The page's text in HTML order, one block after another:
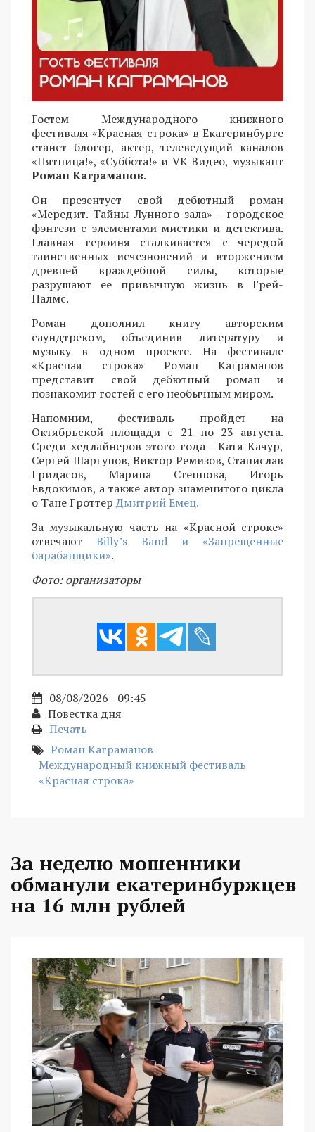
Гостем Международного книжного
фестиваля «Красная строка» в Екатеринбурге
станет блогер, актер, телеведущий каналов
«Пятница!», «Суббота!» и VK Видео, музыкант
Роман Каграманов.
Он презентует свой дебютный роман
«Мередит. Тайны Лунного зала» - городское
фэнтези с элементами мистики и детектива.
Главная героиня сталкивается с чередой
таинственных исчезновений и вторжением
древней враждебной силы, которые
разрушают ее привычную жизнь в Грей-
Палмс.
Роман дополнил книгу авторским
саундтреком, объединив литературу и
музыку в одном проекте. На фестивале
«Красная строка» Роман Каграманов
представит свой дебютный роман и
познакомит гостей с его необычным миром.
Напомним, фестиваль пройдет на
Октябрьской площади с 21 по 23 августа.
Среди хедлайнеров этого года - Катя Качур,
Сергей Шаргунов, Виктор Ремизов, Станислав
Гридасов, Марина Степнова, Игорь
Евдокимов, а также автор знаменитого цикла
о Тане ГроттерДмитрий Емец.
За музыкальную часть на «Красной строке»
отвечают Billy’s Band и «Запрещенные
барабанщики».
Фото: организаторы
08/08/2026 - 09:45
Повестка дня
Печать
Роман Каграманов
Международный книжный фестиваль
«Красная строка»
За неделю мошенники
обманули екатеринбуржцев
на 16 млн рублей